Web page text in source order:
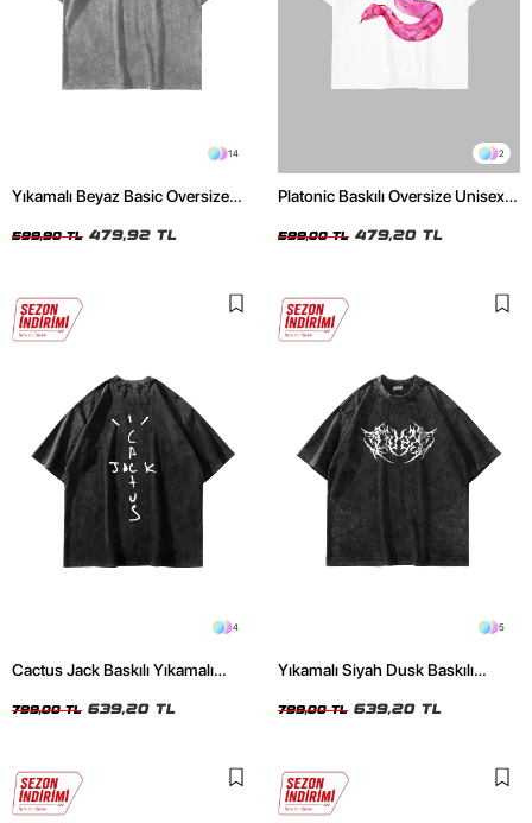
14
Yıkamalı Beyaz Basic Oversize
599,90 TL 479,92 TL
2
Platonic Baskılı Oversize Unisex
599,00 TL 479,20 TL
4
Cactus Jack Baskılı Yıkamalı
799,00 TL 639,20 TL
5
Yıkamalı Siyah Dusk Baskılı
799,00 TL 639,20 TL